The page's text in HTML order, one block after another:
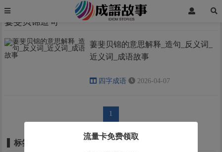
› ›
萋斐贝锦造句
萋斐贝锦造句
萋斐贝锦的意思解释_造句_反义词_
近义词_成语故事
四字成语 2026-04-07
1
标签
流量卡免费领取